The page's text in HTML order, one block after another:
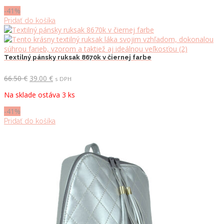
-41%
Pridať do košíka
Textilný pánsky ruksak 8670k v čiernej farbe
66.50€ Pôvodná
bola:
39.00 €Aktuálna
je:
s DPH
Na sklade ostáva 3 ks
-41%
Pridať do košíka